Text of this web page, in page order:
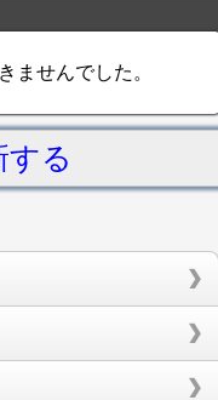
ませんでした。
る